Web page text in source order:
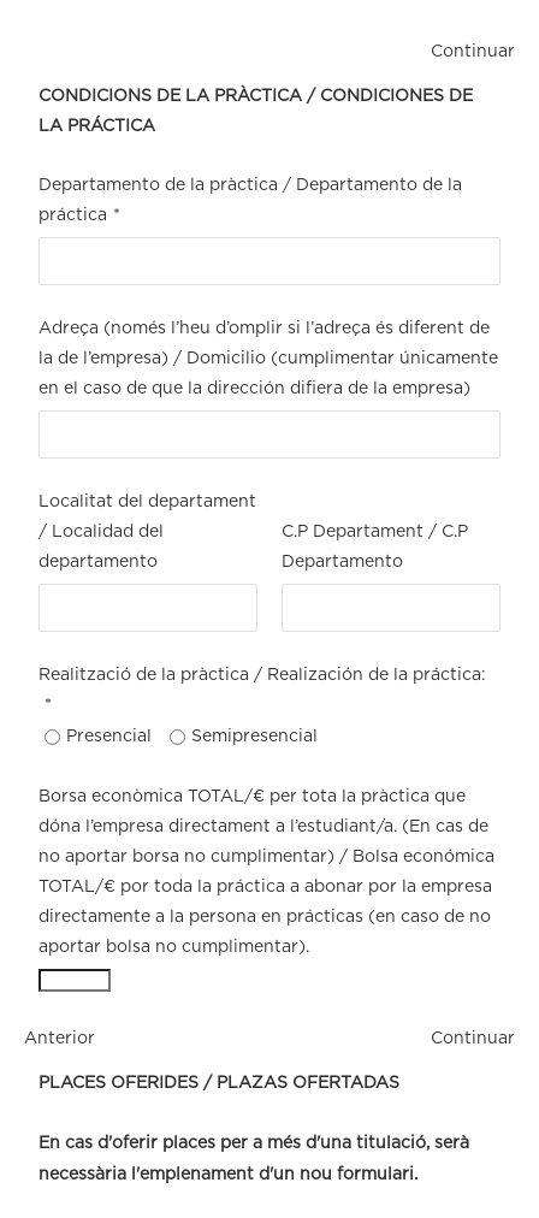
Continuar
CONDICIONS DE LA PRÀCTICA / CONDICIONES DE
LA PRÁCTICA
Departamento de la pràctica / Departamento de la
práctica *
Adreça (només l’heu d’omplir si l’adreça és diferent de
la de l’empresa) / Domicilio (cumplimentar únicamente
en el caso de que la dirección difiera de la empresa)
Localitat del departament
/ Localidad del
departamento
C.P Departament / C.P
Departamento
Realització de la pràctica / Realización de la práctica:
*
Presencial
Semipresencial
Borsa econòmica TOTAL/€ per tota la pràctica que
dóna l’empresa directament a l’estudiant/a. (En cas de
no aportar borsa no cumplimentar) / Bolsa económica
TOTAL/€ por toda la práctica a abonar por la empresa
directamente a la persona en prácticas (en caso de no
aportar bolsa no cumplimentar).
Anterior Continuar
PLACES OFERIDES / PLAZAS OFERTADAS
En cas d'oferir places per a més d'una titulació, serà
necessària l'emplenament d'un nou formulari.